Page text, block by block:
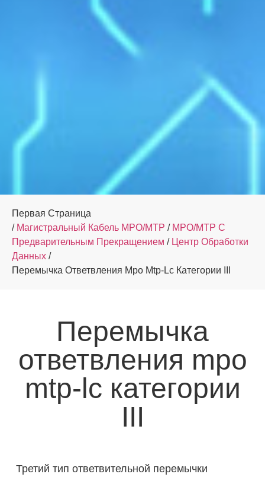
Первая Страница
/ Магистральный Кабель MPO/MTP / MPO/MTP С
Предварительным Прекращением / Центр Обработки
Данных /
Перемычка Ответвления Mpo Mtp-Lc Категории III
Перемычка
ответвления mpo
mtp-lc категории
III
Третий тип ответвительной перемычки